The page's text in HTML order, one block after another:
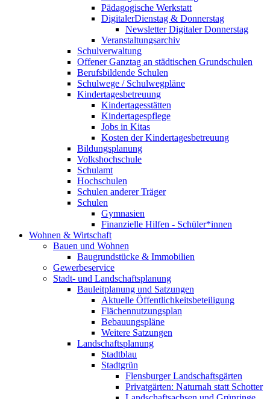
Pädagogische Werkstatt
DigitalerDienstag & Donnerstag
Newsletter Digitaler Donnerstag
Veranstaltungsarchiv
Schulverwaltung
Offener Ganztag an städtischen Grundschulen
Berufsbildende Schulen
Schulwege / Schulwegpläne
Kindertagesbetreuung
Kindertagesstätten
Kindertagespflege
Jobs in Kitas
Kosten der Kindertagesbetreuung
Bildungsplanung
Volkshochschule
Schulamt
Hochschulen
Schulen anderer Träger
Schulen
Gymnasien
Finanzielle Hilfen - Schüler*innen
Wohnen & Wirtschaft
Bauen und Wohnen
Baugrundstücke & Immobilien
Gewerbeservice
Stadt- und Landschaftsplanung
Bauleitplanung und Satzungen
Aktuelle Öffentlichkeitsbeteiligung
Flächennutzungsplan
Bebauungspläne
Weitere Satzungen
Landschaftsplanung
Stadtblau
Stadtgrün
Flensburger Landschaftsgärten
Privatgärten: Naturnah statt Schotter